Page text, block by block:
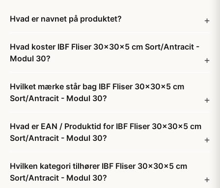
Hvad er navnet på produktet?
Hvad koster IBF Fliser 30x30x5 cm Sort/Antracit -
Modul 30?
Hvilket mærke står bag IBF Fliser 30x30x5 cm
Sort/Antracit - Modul 30?
Hvad er EAN / Produktid for IBF Fliser 30x30x5 cm
Sort/Antracit - Modul 30?
Hvilken kategori tilhører IBF Fliser 30x30x5 cm
Sort/Antracit - Modul 30?